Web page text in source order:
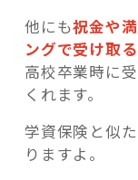
他にも祝金や
ングで受け取
高校卒業時に
くれます。
学資保険と似
りますよ。